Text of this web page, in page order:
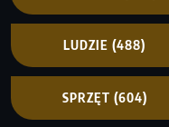
LUDZIE (488)
SPRZĘT (604)